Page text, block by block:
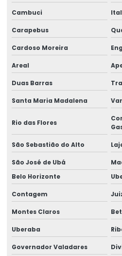
Elaboração de subsídios técnicos
Empresa de aep
Empresa de análise ergonômica
Empresa de análise ergonômica
Empresa de análise de ntep
Empresa de assessoria em
Empresa de assessoria jurídica
Empresa de assistência pericial
Empresa de avaliação de
Empresa de consultoria em
Empresa de consultoria higiene
Empresa de consultoria em ntep
Cambuci
Carapebus
Cardoso Moreira
Areal
Duas Barras
Santa Maria Madalena
Rio das Flores
São Sebastião do Alto
São José de Ubá
Belo Horizonte
Contagem
Montes Claros
Uberaba
Governador Valadares